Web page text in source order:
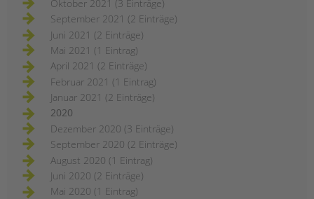
Oktober 2021 (3 Einträge)
September 2021 (2 Einträge)
Juni 2021 (2 Einträge)
Mai 2021 (1 Eintrag)
April 2021 (2 Einträge)
Februar 2021 (1 Eintrag)
Januar 2021 (2 Einträge)
2020
Dezember 2020 (3 Einträge)
September 2020 (2 Einträge)
August 2020 (1 Eintrag)
Juni 2020 (2 Einträge)
Mai 2020 (1 Eintrag)